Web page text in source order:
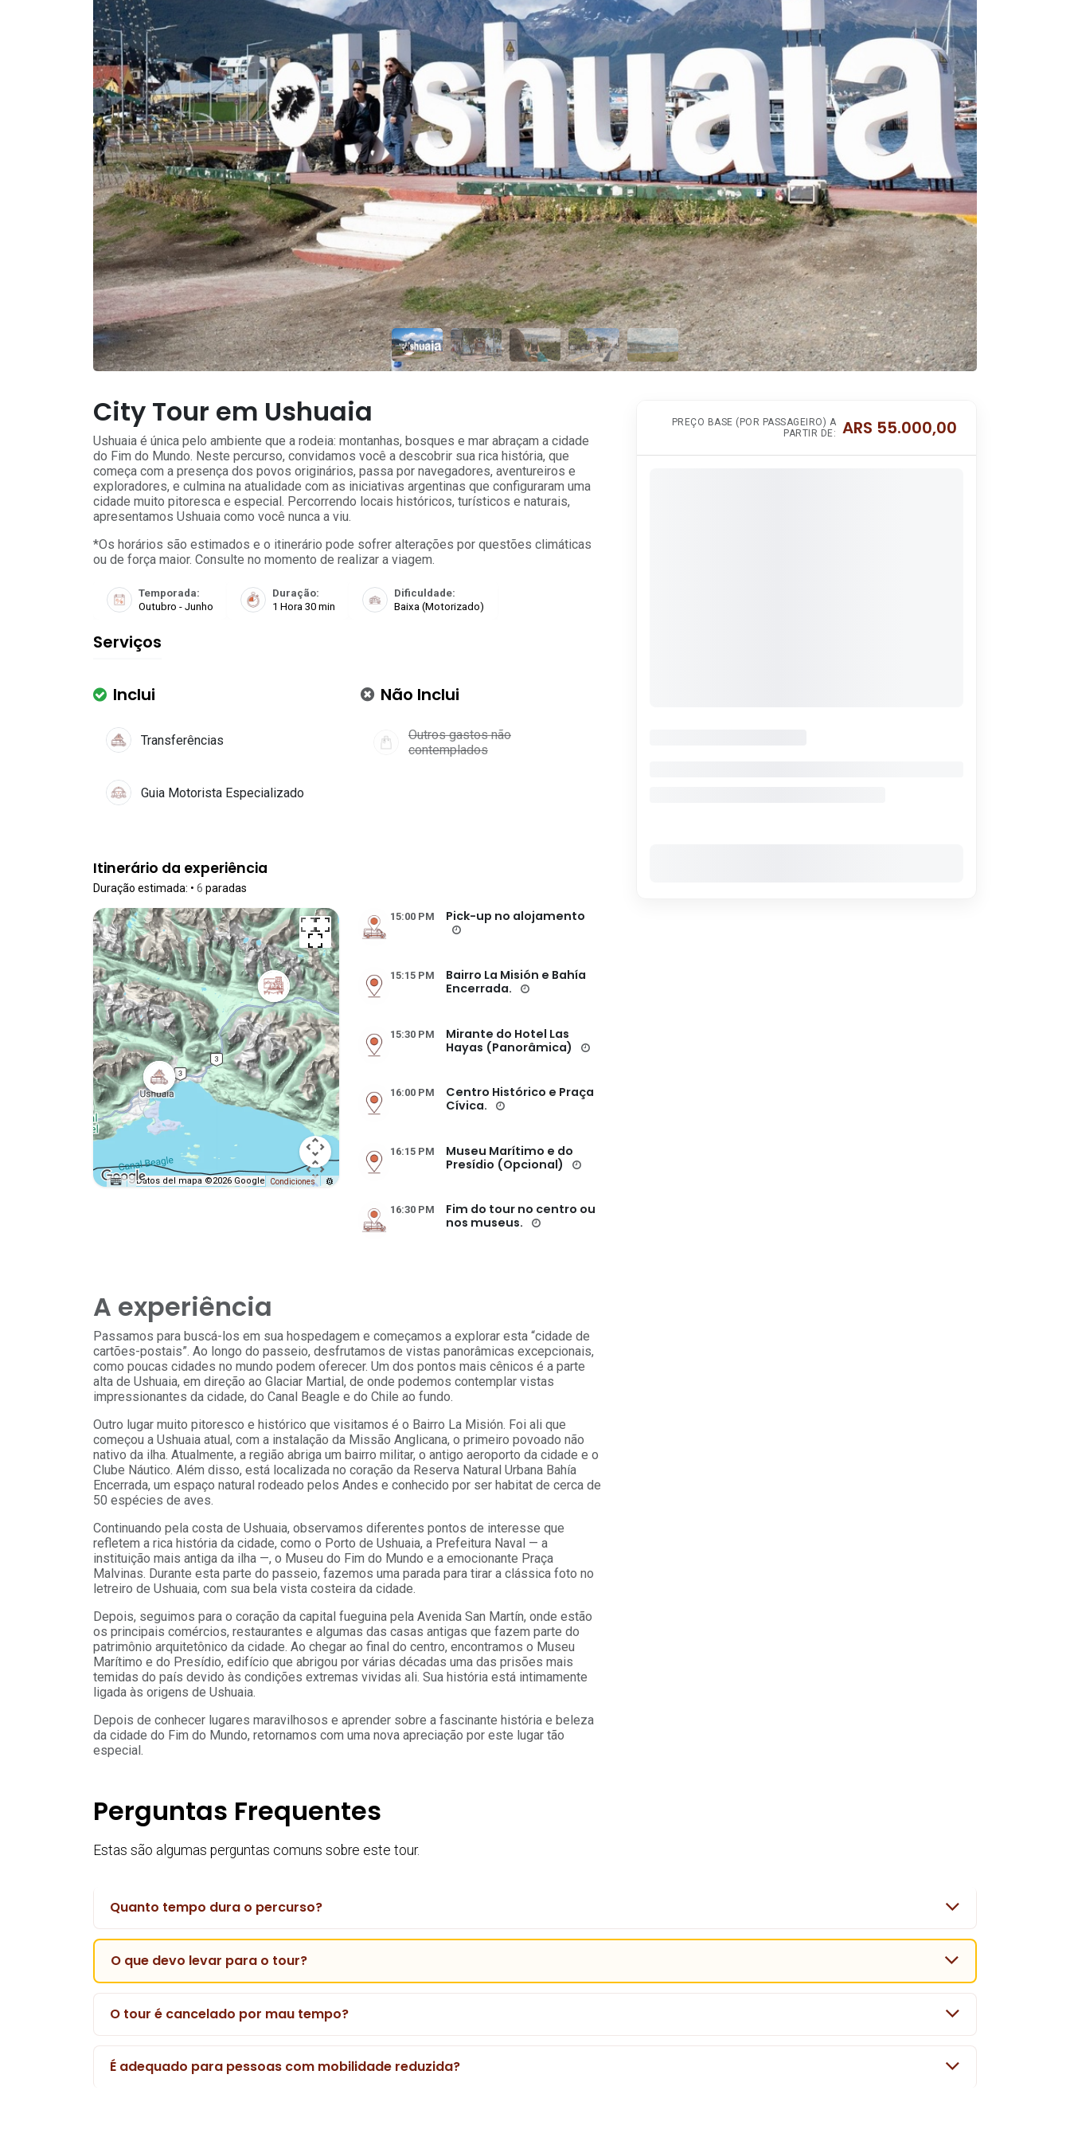
City Tour em Ushuaia
Ushuaia é única pelo ambiente que a rodeia: montanhas, bosques e mar abraçam a cidade
do Fim do Mundo. Neste percurso, convidamos você a descobrir sua rica história, que
começa com a presença dos povos originários, passa por navegadores, aventureiros e
exploradores, e culmina na atualidade com as iniciativas argentinas que configuraram uma
cidade muito pitoresca e especial. Percorrendo locais históricos, turísticos e naturais,
apresentamos Ushuaia como você nunca a viu.
*Os horários são estimados e o itinerário pode sofrer alterações por questões climáticas
ou de força maior. Consulte no momento de realizar a viagem.
Temporada:
Outubro - Junho
Duração:
1 Hora 30 min
Dificuldade:
Baixa (Motorizado)
Serviços
Inclui
Transferências
Guia Motorista Especializado
Não Inclui
Outros gastos não
contemplados
Itinerário da experiência
Duração estimada: • 6 paradas
Datos del mapa ©2026 Google Condiciones
15:00 PM Pick-up no alojamento
15:15 PM
Bairro La Misión e Bahía
Encerrada.
15:30 PM
Mirante do Hotel Las
Hayas (Panorâmica)
16:00 PM
Centro Histórico e Praça
Cívica.
16:15 PM
Museu Marítimo e do
Presídio (Opcional)
16:30 PM
Fim do tour no centro ou
nos museus.
A experiência
Passamos para buscá-los em sua hospedagem e começamos a explorar esta “cidade de
cartões-postais”. Ao longo do passeio, desfrutamos de vistas panorâmicas excepcionais,
como poucas cidades no mundo podem oferecer. Um dos pontos mais cênicos é a parte
alta de Ushuaia, em direção ao Glaciar Martial, de onde podemos contemplar vistas
impressionantes da cidade, do Canal Beagle e do Chile ao fundo.
Outro lugar muito pitoresco e histórico que visitamos é o Bairro La Misión. Foi ali que
começou a Ushuaia atual, com a instalação da Missão Anglicana, o primeiro povoado não
nativo da ilha. Atualmente, a região abriga um bairro militar, o antigo aeroporto da cidade e o
Clube Náutico. Além disso, está localizada no coração da Reserva Natural Urbana Bahía
Encerrada, um espaço natural rodeado pelos Andes e conhecido por ser habitat de cerca de
50 espécies de aves.
Continuando pela costa de Ushuaia, observamos diferentes pontos de interesse que
refletem a rica história da cidade, como o Porto de Ushuaia, a Prefeitura Naval — a
instituição mais antiga da ilha —, o Museu do Fim do Mundo e a emocionante Praça
Malvinas. Durante esta parte do passeio, fazemos uma parada para tirar a clássica foto no
letreiro de Ushuaia, com sua bela vista costeira da cidade.
Depois, seguimos para o coração da capital fueguina pela Avenida San Martín, onde estão
os principais comércios, restaurantes e algumas das casas antigas que fazem parte do
patrimônio arquitetônico da cidade. Ao chegar ao final do centro, encontramos o Museu
Marítimo e do Presídio, edifício que abrigou por várias décadas uma das prisões mais
temidas do país devido às condições extremas vividas ali. Sua história está intimamente
ligada às origens de Ushuaia.
Depois de conhecer lugares maravilhosos e aprender sobre a fascinante história e beleza
da cidade do Fim do Mundo, retornamos com uma nova apreciação por este lugar tão
especial.
PREÇO BASE (POR PASSAGEIRO) A
PARTIR DE:
ARS 55.000,00
Perguntas Frequentes
Estas são algumas perguntas comuns sobre este tour.
Quanto tempo dura o percurso?
O que devo levar para o tour?
O tour é cancelado por mau tempo?
É adequado para pessoas com mobilidade reduzida?